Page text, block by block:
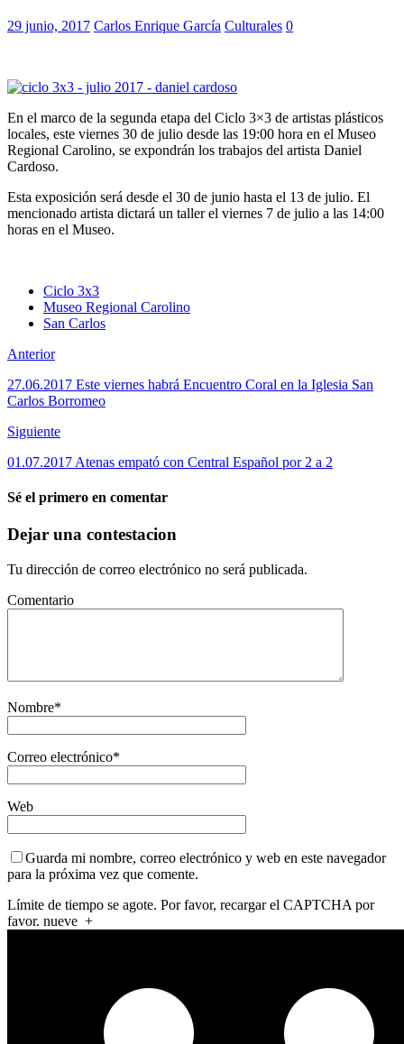
29 junio, 2017 Carlos Enrique García Culturales 0
En el marco de la segunda etapa del Ciclo 3×3 de artistas plásticos
locales, este viernes 30 de julio desde las 19:00 hora en el Museo
Regional Carolino, se expondrán los trabajos del artista Daniel
Cardoso.
Esta exposición será desde el 30 de junio hasta el 13 de julio. El
mencionado artista dictará un taller el viernes 7 de julio a las 14:00
horas en el Museo.
Ciclo 3x3
Museo Regional Carolino
San Carlos
Anterior
27.06.2017 Este viernes habrá Encuentro Coral en la Iglesia San
Carlos Borromeo
Siguiente
01.07.2017 Atenas empató con Central Español por 2 a 2
Sé el primero en comentar
Dejar una contestacion
Tu dirección de correo electrónico no será publicada.
Comentario
Nombre*
Correo electrónico*
Web
Guarda mi nombre, correo electrónico y web en este navegador
para la próxima vez que comente.
Límite de tiempo se agote. Por favor, recargar el CAPTCHA por
favor. nueve +